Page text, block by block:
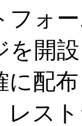
ォ
を開
に配
レス